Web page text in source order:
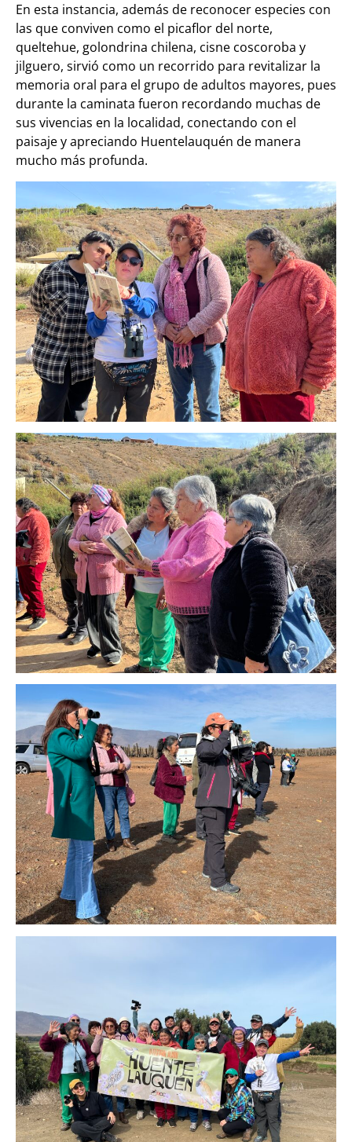
En esta instancia, además de reconocer especies con
las que conviven como el picaflor del norte,
queltehue, golondrina chilena, cisne coscoroba y
jilguero, sirvió como un recorrido para revitalizar la
memoria oral para el grupo de adultos mayores, pues
durante la caminata fueron recordando muchas de
sus vivencias en la localidad, conectando con el
paisaje y apreciando Huentelauquén de manera
mucho más profunda.